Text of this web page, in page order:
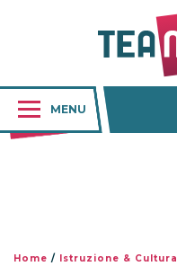
MENU
Home / Istruzione & Cultura